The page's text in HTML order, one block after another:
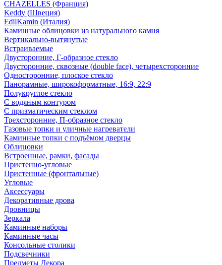
CHAZELLES (Франция)
Keddy (Швеция)
EdilKamin (Италия)
Каминные облицовки из натурального камня
Вертикально-вытянутые
Встраиваемые
Двусторонние, Г-образное стекло
Двусторонние, сквозные (double face), четырехсторонние
Односторонние, плоское стекло
Панорамные, широкоформатные, 16:9, 22:9
Полукруглое стекло
С водяным контуром
С призматическим стеклом
Трехсторонние, П-образное стекло
Газовые топки и уличные нагреватели
Каминные топки с подъёмом дверцы
Облицовки
Встроенные, рамки, фасады
Пристенно-угловые
Пристенные (фронтальные)
Угловые
Аксессуары
Декоративные дрова
Дровницы
Зеркала
Каминные наборы
Каминные часы
Консольные столики
Подсвечники
Предметы Декора